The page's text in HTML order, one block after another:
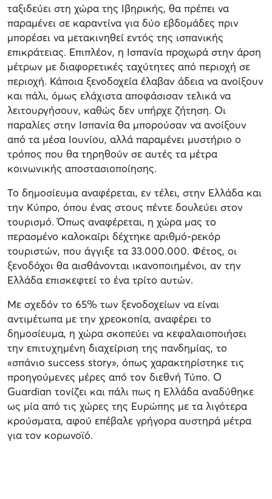
ταξιδεύει στη χώρα της Ιβηρικής, θα πρέπει να
παραμένει σε καραντίνα για δύο εβδομάδες πριν
μπορέσει να μετακινηθεί εντός της ισπανικής
επικράτειας. Επιπλέον, η Ισπανία προχωρά στην άρση
μέτρων με διαφορετικές ταχύτητες από περιοχή σε
περιοχή. Κάποια ξενοδοχεία έλαβαν άδεια να ανοίξουν
και πάλι, όμως ελάχιστα αποφάσισαν τελικά να
λειτουργήσουν, καθώς δεν υπήρχε ζήτηση. Οι
παραλίες στην Ισπανία θα μπορούσαν να ανοίξουν
από τα μέσα Ιουνίου, αλλά παραμένει μυστήριο ο
τρόπος που θα τηρηθούν σε αυτές τα μέτρα
κοινωνικής αποστασιοποίησης.
Το δημοσίευμα αναφέρεται, εν τέλει, στην Ελλάδα και
την Κύπρο, όπου ένας στους πέντε δουλεύει στον
τουρισμό. Όπως αναφέρεται, η χώρα μας το
περασμένο καλοκαίρι δέχτηκε αριθμό-ρεκόρ
τουριστών, που άγγιξε τα 33.000.000. Φέτος, οι
ξενοδόχοι θα αισθάνονται ικανοποιημένοι, αν την
Ελλάδα επισκεφτεί το ένα τρίτο αυτών.
Με σχεδόν το 65% των ξενοδοχείων να είναι
αντιμέτωπα με την χρεοκοπία, αναφέρει το
δημοσίευμα, η χώρα σκοπεύει να κεφαλαιοποιήσει
την επιτυχημένη διαχείριση της πανδημίας, το
«σπάνιο success story», όπως χαρακτηρίστηκε τις
προηγούμενες μέρες από τον διεθνή Τύπο. Ο
Guardian τονίζει και πάλι πως η Ελλάδα αναδύθηκε
ως μία από τις χώρες της Ευρώπης με τα λιγότερα
κρούσματα, αφού επέβαλε γρήγορα αυστηρά μέτρα
για τον κορωνοϊό.